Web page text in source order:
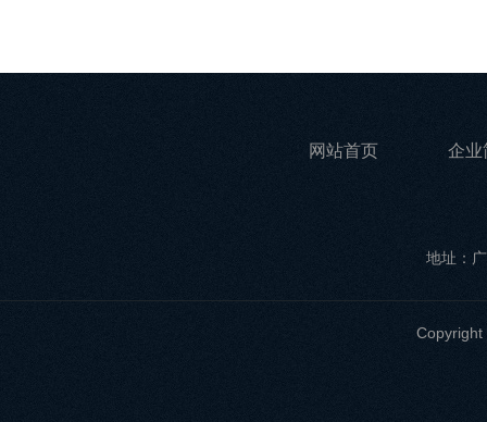
网站首页 企业
地址：